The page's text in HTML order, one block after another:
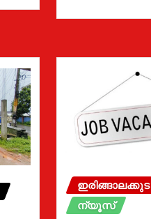
ഇരിങ്ങാലക്കുട
ന്യൂസ്